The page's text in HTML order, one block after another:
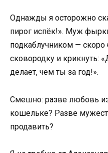
Однажды я осторожно
пирог испёк!». Муж
подкаблучником — скоро
сковородку и крикнуть:
делает, чем ты за год!».
Смешно: разве любовь
кошельке? Разве
продавить?